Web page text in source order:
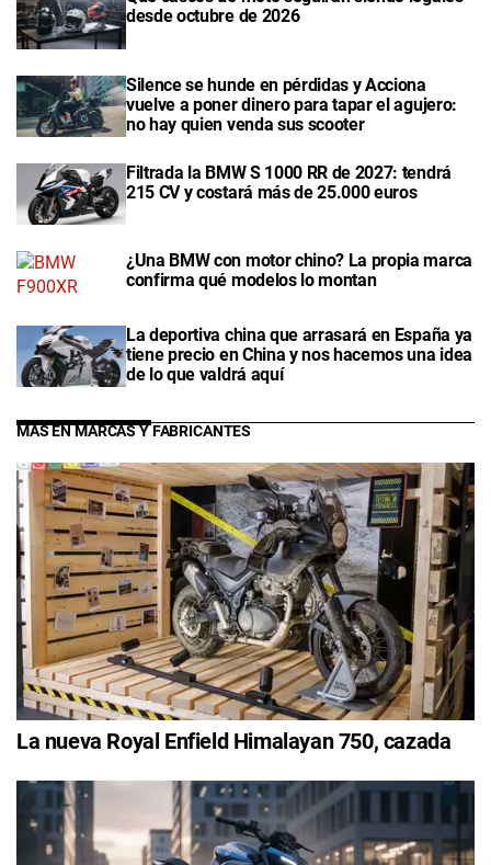
desde octubre de 2026
Silence se hunde en pérdidas y Acciona
vuelve a poner dinero para tapar el agujero:
no hay quien venda sus scooter
Filtrada la BMW S 1000 RR de 2027: tendrá
215 CV y costará más de 25.000 euros
¿Una BMW con motor chino? La propia marca
confirma qué modelos lo montan
La deportiva china que arrasará en España ya
tiene precio en China y nos hacemos una idea
de lo que valdrá aquí
MÁS EN MARCAS Y FABRICANTES
La nueva Royal Enfield Himalayan 750, cazada